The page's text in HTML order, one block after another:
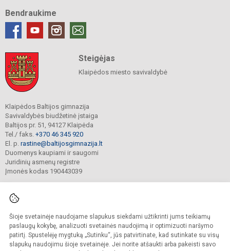
Šioje svetainėje naudojame slapukus siekdami užtikrinti jums teikiamų
paslaugų kokybę, analizuoti svetainės naudojimą ir optimizuoti naršymo
patirtį. Spustelėję mygtuką „Sutinku“, jūs patvirtinate, kad sutinkate su visų
slapukų naudojimu šioje svetainėje. Jei norite atšaukti arba pakeisti savo
Bendraukime
Steigėjas
Klaipėdos miesto savivaldybė
Klaipėdos Baltijos gimnazija
Savivaldybės biudžetinė įstaiga
Baltijos pr. 51, 94127 Klaipėda
Tel./ faks. +370 46 345 920
El. p. rastine@baltijosgimnazija.lt
Duomenys kaupiami ir saugomi
Juridinių asmenų registre
Įmonės kodas 190443039
© 2021. Klaipėdos Baltijos gimnazija. Visos teisės saugomos.
Kopijuoti turinį be raštiško gimnazijos sutikimo griežtai draudžiama.
Prieinamumo paraiška Slapukų valdymas